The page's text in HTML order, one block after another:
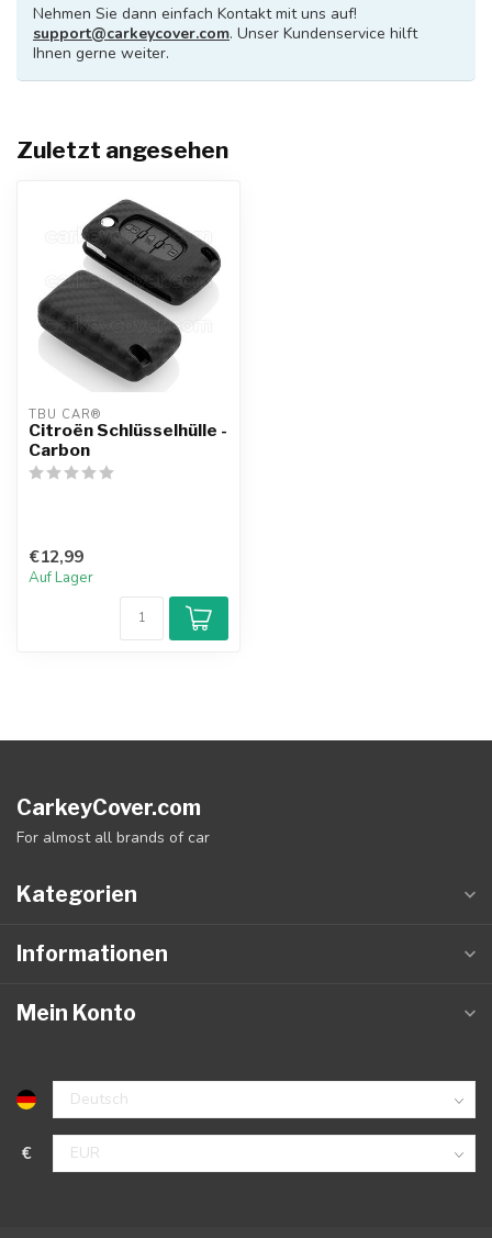
Nehmen Sie dann einfach Kontakt mit uns auf!
support@carkeycover.com. Unser Kundenservice hilft
Ihnen gerne weiter.
Zuletzt angesehen
TBU CAR®
Citroën Schlüsselhülle -
Carbon
€12,99
Auf Lager
CarkeyCover.com
For almost all brands of car
Kategorien
Informationen
Mein Konto
€